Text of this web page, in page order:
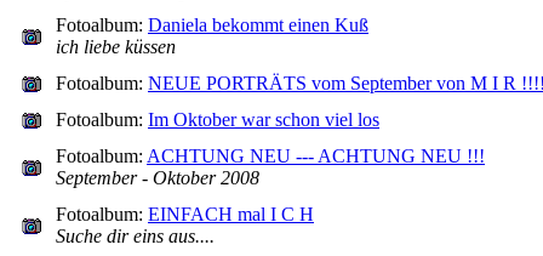
Fotoalbum: Daniela bekommt einen Kuß
ich liebe küssen
Fotoalbum: NEUE PORTRÄTS vom September von M I R
Fotoalbum: Im Oktober war schon viel los
Fotoalbum: ACHTUNG NEU --- ACHTUNG NEU !!!
September - Oktober 2008
Fotoalbum: EINFACH mal I C H
Suche dir eins aus....